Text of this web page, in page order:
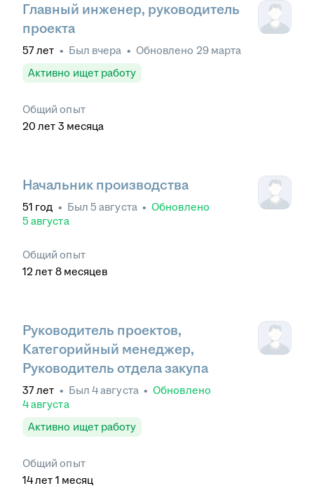
Главный инженер, руководитель
проекта
57лет • Был вчера • Обновлено 29 марта
Активно ищет работу
Общий опыт
20 лет 3 месяца
Начальник производства
51 год • Был 5 августа • Обновлено
5 августа
Общий опыт
12 лет 8 месяцев
Руководитель проектов,
Категорийный менеджер,
Руководитель отдела закупа
37лет • Был 4 августа • Обновлено
4 августа
Активно ищет работу
Общий опыт
14лет 1 месяц